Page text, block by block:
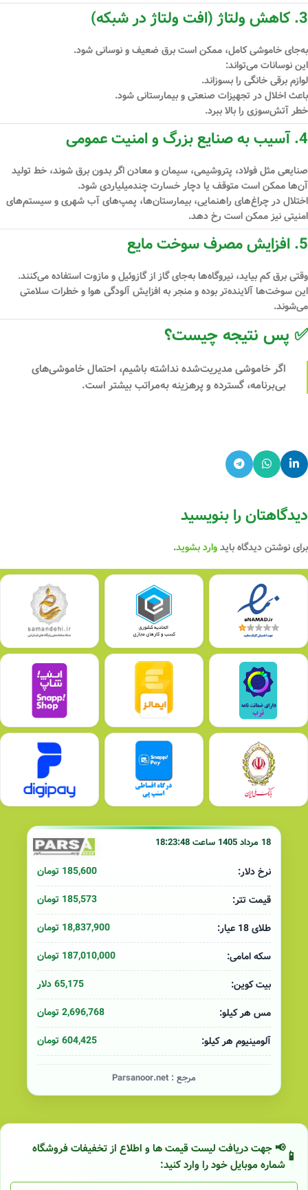
3. کاهش ولتاژ (افت ولتاژ در شبکه)
به‌جای خاموشی کامل، ممکن است برق ضعیف و نوسانی شود.
این نوسانات می‌تواند:
لوازم برقی خانگی را بسوزاند.
باعث اخلال در تجهیزات صنعتی و بیمارستانی شود.
خطر آتش‌سوزی را بالا ببرد.
4. آسیب به صنایع بزرگ و امنیت عمومی
صنایعی مثل فولاد، پتروشیمی، سیمان و معادن اگر بدون برق شوند، خط تولید
آن‌ها ممکن است متوقف یا دچار خسارت چندمیلیاردی شود.
اختلال در چراغ‌های راهنمایی، بیمارستان‌ها، پمپ‌های آب شهری و سیستم‌های
امنیتی نیز ممکن است رخ دهد.
5. افزایش مصرف سوخت مایع
وقتی برق کم بیاید، نیروگاه‌ها به‌جای گاز از گازوئیل و مازوتاستفاده می‌کنند.
این سوخت‌ها آلاینده‌تر بوده و منجر بهافزایش آلودگی هواو خطرات سلامتی
می‌شوند.
✅ پس نتیجه چیست؟
اگر خاموشی مدیریت‌شده نداشته باشیم، احتمالخاموشی‌های
بی‌برنامه، گسترده و پرهزینهبه‌مراتب بیشتر است.
دیدگاهتان را بنویسید
برای نوشتن دیدگاه بایدوارد بشوید.
18 مرداد 1405 ساعت 18:23:48
نرخ دلار:
185,600 تومان
قیمت تتر:
185,573 تومان
طلای 18 عیار:
18,837,900 تومان
سکه امامی:
187,010,000 تومان
بیت کوین:
65,175 دلار
مس هر کیلو:
2,696,768 تومان
آلومینیوم هر کیلو:
604,425 تومان
مرجع : Parsanoor.net
📢 جهت دریافت لیست قیمت ها و اطلاع از تخفیفات فروشگاه
شماره موبایل خود را وارد کنید: